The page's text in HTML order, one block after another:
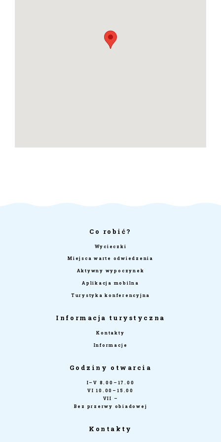
Co robić?
Wycieczki
Miejsca warte odwiedzenia
Aktywny wypoczynek
Aplikacja mobilna
Turystyka konferencyjna
Informacja turystyczna
Kontakty
Informacje
Godziny otwarcia
I–V 8.00–17.00
VI 10.00–15.00
VII –
Bez przerwy obiadowej
Kontakty